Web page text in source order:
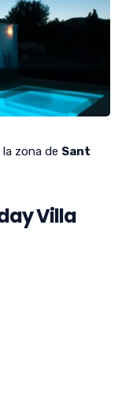
zona de Sant
Villa